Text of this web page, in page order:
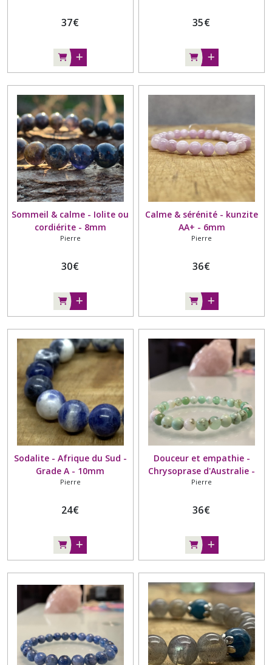
37€ 35€
Sommeil & calme - Iolite ou
cordiérite - 8mm
Pierre
30€
Calme & sérénité - kunzite
AA+ - 6mm
Pierre
36€
Sodalite - Afrique du Sud -
Grade A - 10mm
Pierre
24€
Douceur et empathie -
Chrysoprase d'Australie -
Grade A - 6mm
Pierre
36€